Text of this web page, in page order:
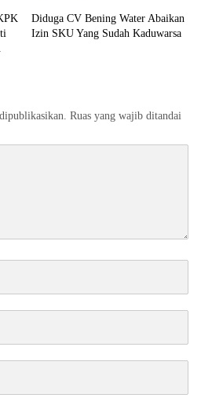
Diduga CV Bening Water Abaikan
Izin SKU Yang Sudah Kaduwarsa
Ruas yang wajib ditandai